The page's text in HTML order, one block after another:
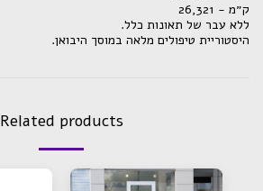
ק״מ - 26,321
.ללא עבר של תאונות כלל
.היסטוריית טיפולים מלאה במוסך היבואן
Related products